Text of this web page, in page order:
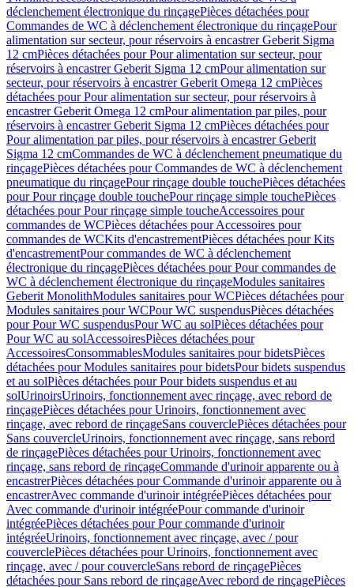
déclenchement électronique du rinçagePièces détachées pour
Commandes de WC à déclenchement électronique du rinçagePour
alimentation sur secteur, pour réservoirs à encastrer Geberit Sigma
12 cmPièces détachées pour Pour alimentation sur secteur, pour
réservoirs à encastrer Geberit Sigma 12 cmPour alimentation sur
secteur, pour réservoirs à encastrer Geberit Omega 12 cmPièces
détachées pour Pour alimentation sur secteur, pour réservoirs à
encastrer Geberit Omega 12 cmPour alimentation par piles, pour
réservoirs à encastrer Geberit Sigma 12 cmPièces détachées pour
Pour alimentation par piles, pour réservoirs à encastrer Geberit
Sigma 12 cmCommandes de WC à déclenchement pneumatique du
rinçagePièces détachées pour Commandes de WC à déclenchement
pneumatique du rinçagePour rinçage double touchePièces détachées
pour Pour rinçage double touchePour rinçage simple touchePièces
détachées pour Pour rinçage simple toucheAccessoires pour
commandes de WCPièces détachées pour Accessoires pour
commandes de WCKits d'encastrementPièces détachées pour Kits
d'encastrementPour commandes de WC à déclenchement
électronique du rinçagePièces détachées pour Pour commandes de
WC à déclenchement électronique du rinçageModules sanitaires
Geberit MonolithModules sanitaires pour WCPièces détachées pour
Modules sanitaires pour WCPour WC suspendusPièces détachées
pour Pour WC suspendusPour WC au solPièces détachées pour
Pour WC au solAccessoiresPièces détachées pour
AccessoiresConsommablesModules sanitaires pour bidetsPièces
détachées pour Modules sanitaires pour bidetsPour bidets suspendus
et au solPièces détachées pour Pour bidets suspendus et au
solUrinoirsUrinoirs, fonctionnement avec rinçage, avec rebord de
rinçagePièces détachées pour Urinoirs, fonctionnement avec
rinçage, avec rebord de rinçageSans couverclePièces détachées pour
Sans couvercleUrinoirs, fonctionnement avec rinçage, sans rebord
de rinçagePièces détachées pour Urinoirs, fonctionnement avec
rinçage, sans rebord de rinçageCommande d'urinoir apparente ou à
encastrerPièces détachées pour Commande d'urinoir apparente ou à
encastrerAvec commande d'urinoir intégréePièces détachées pour
Avec commande d'urinoir intégréePour commande d'urinoir
intégréePièces détachées pour Pour commande d'urinoir
intégréeUrinoirs, fonctionnement avec rinçage, avec / pour
couverclePièces détachées pour Urinoirs, fonctionnement avec
rinçage, avec / pour couvercleSans rebord de rinçagePièces
détachées pour Sans rebord de rinçageAvec rebord de rinçagePièces